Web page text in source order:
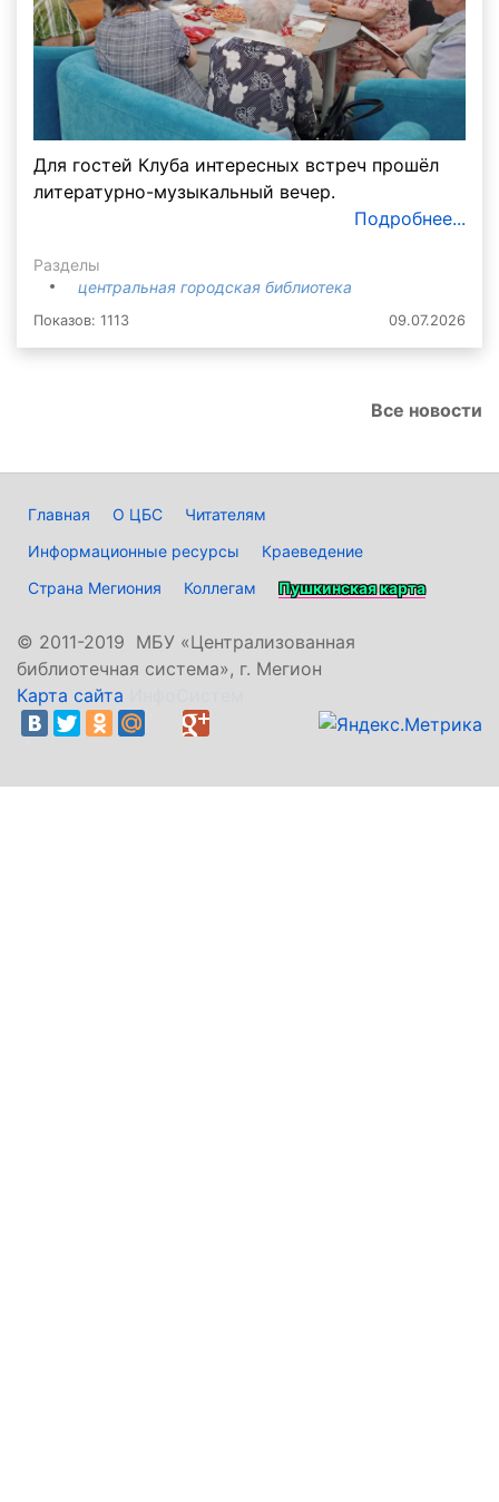
Для гостей Клуба интересных встреч прошёл
литературно-музыкальный вечер.
Подробнее...
Разделы
центральная городская библиотека
Показов: 1113 09.07.2026
Все новости
Главная О ЦБС
Читателям
Информационные ресурсы
Краеведение
Страна Мегиония
Коллегам Пушкинская карта
© 2011-2019 МБУ «Централизованная
библиотечная система», г. Мегион
Карта сайта